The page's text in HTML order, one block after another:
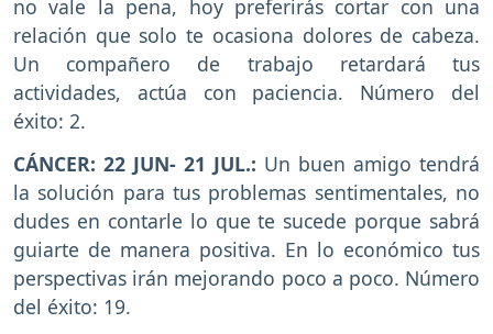
no vale la pena, hoy preferirás cortar con una
relación que solo te ocasiona dolores de cabeza.
Un compañero de trabajo retardará tus
actividades, actúa con paciencia. Número del
éxito: 2.
CÁNCER: 22 JUN- 21 JUL.: Un buen amigo tendrá
la solución para tus problemas sentimentales, no
dudes en contarle lo que te sucede porque sabrá
guiarte de manera positiva. En lo económico tus
perspectivas irán mejorando poco a poco. Número
del éxito: 19.